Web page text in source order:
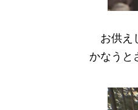
お供え
かなうと